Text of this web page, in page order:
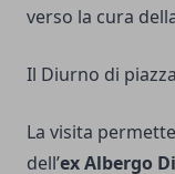
verso la cura
Il Diurno di
La visita
dell’ex Albergo